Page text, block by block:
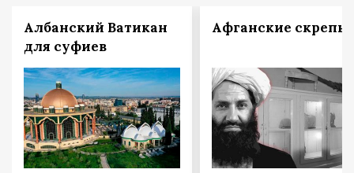
Албанский Ватикан
для суфиев
Афганские скрепы